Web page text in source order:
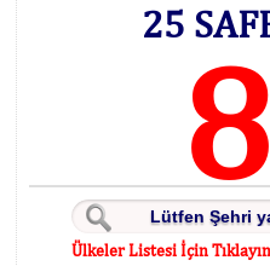
25
8
Ülkeler Listesi İçin